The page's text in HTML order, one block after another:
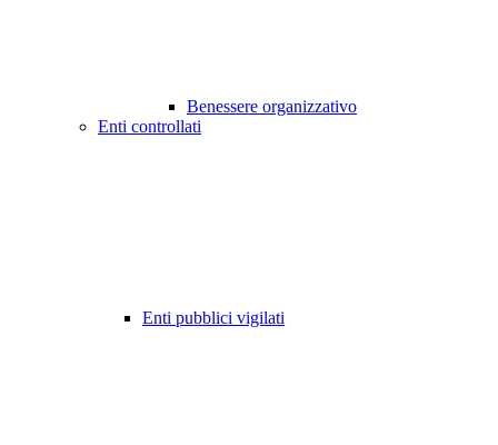
Benessere organizzativo
Enti controllati
Enti pubblici vigilati